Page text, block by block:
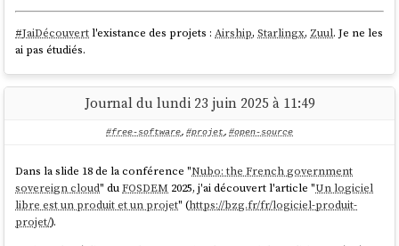
clevis, qui permet de configurer les pins et de gérer la récupération
de la passphrase à partir despins, utilise l'algorithmeShamir's secret
sharing (SSS)pour répartir le secret à plusieurs endroits.
Voici quelques scénarios de conditions de déverrouillage queclevis
permet de configurer grâce à
SSS
TPM2 et Tang serveur 1
2 parmi Tang serveur 1, Tang serveur 2, Tang serveur 3
...
Si les conditions ne sont pas remplies,
#JaiDécouvertl'existance des projets :Airship,Starlingx, Zuul. Je ne les
ai pas étudiés.
Journal du lundi 23 juin 2025 à 11:49
#free-software, #projet, #open-source
Dans la slide 18 de la conférence "Nubo: the French government
sovereign cloud" duFOSDEM 2025, j'ai découvert l'article "Un logiciel
libre est un produit et un projet" (https://bzg.fr/fr/logiciel-produit-
projet/).